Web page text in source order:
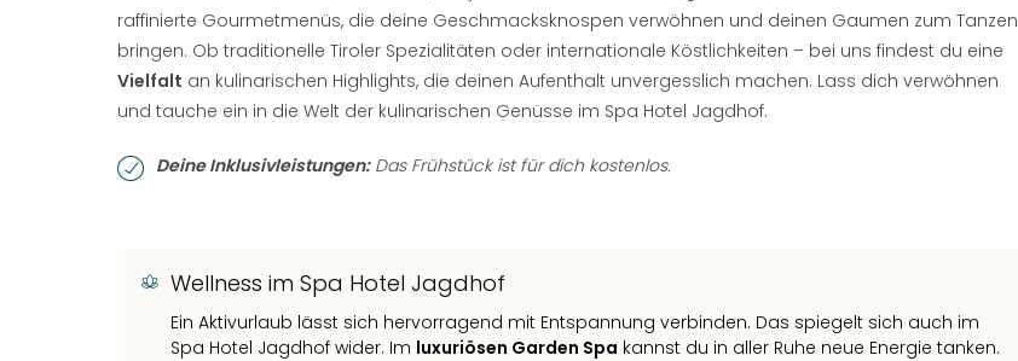
raffinierte Gourmetmenüs, die deine Geschmacksknospen verwöhnen und deinen Gaumen zum Tanzen
bringen. Ob traditionelle Tiroler Spezialitäten oder internationale Köstlichkeiten – bei uns findest du eine
Vielfalt an kulinarischen Highlights, die deinen Aufenthalt unvergesslich machen. Lass dich verwöhnen
und tauche ein in die Welt der kulinarischen Genüsse im Spa Hotel Jagdhof.
Deine Inklusivleistungen:Das Frühstück ist für dich kostenlos.
Wellness im Spa Hotel Jagdhof
Ein Aktivurlaub lässt sich hervorragend mit Entspannung verbinden. Das spiegelt sich auch im
Spa Hotel Jagdhof wider. Im luxuriösen Garden Spa kannst du in aller Ruhe neue Energie tanken.